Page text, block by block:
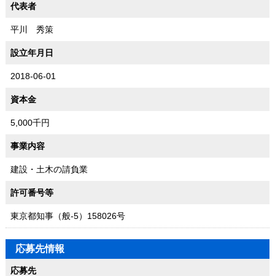
代表者
平川 秀策
設立年月日
2018-06-01
資本金
5,000千円
事業内容
建設・土木の請負業
許可番号等
東京都知事（般-5）158026号
応募先情報
応募先